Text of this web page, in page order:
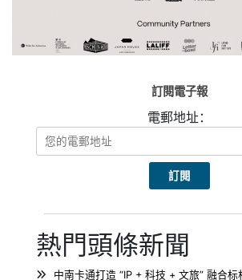
訂閱電子報
電郵地址：
熱門頭條新聞
中南卡通打造 “IP + 科技 + 文旅” 融合